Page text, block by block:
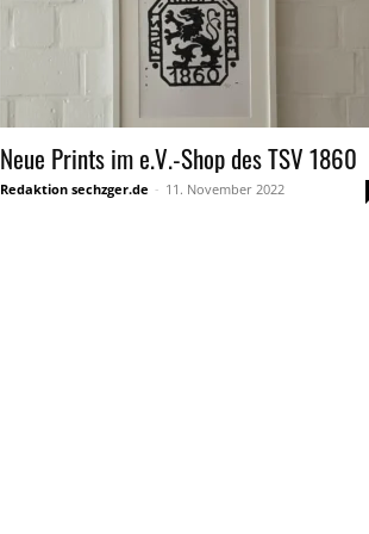
Neue Prints im e.V.-Shop des TSV 1860
Redaktion sechzger.de - 11. November 2022